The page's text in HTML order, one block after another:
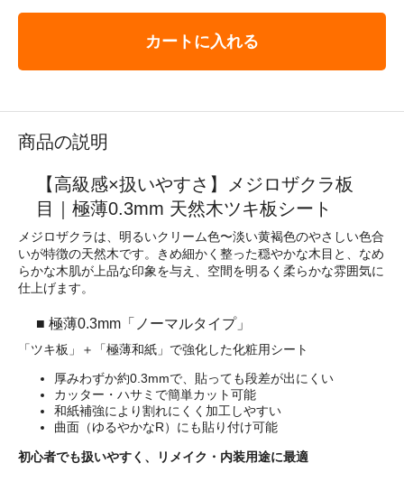
カートに入れる
商品の説明
【高級感×扱いやすさ】メジロザクラ板
目｜極薄0.3mm 天然木ツキ板シート
メジロザクラは、明るいクリーム色〜淡い黄褐色のやさしい色合
いが特徴の天然木です。きめ細かく整った穏やかな木目と、なめ
らかな木肌が上品な印象を与え、空間を明るく柔らかな雰囲気に
仕上げます。
■ 極薄0.3mm「ノーマルタイプ」
「ツキ板」＋「極薄和紙」で強化した化粧用シート
厚みわずか約0.3mmで、貼っても段差が出にくい
カッター・ハサミで簡単カット可能
和紙補強により割れにくく加工しやすい
曲面（ゆるやかなR）にも貼り付け可能
初心者でも扱いやすく、リメイク・内装用途に最適